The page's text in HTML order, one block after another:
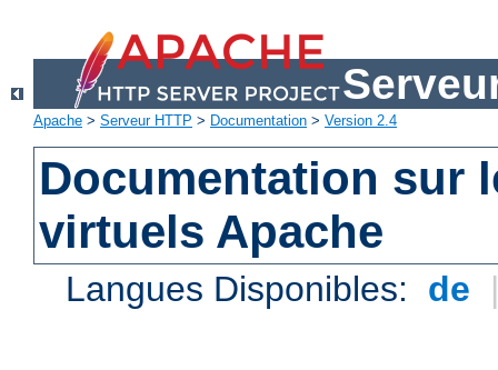
Apache > Serveur HTTP > Documentation > Version 2.4
Documentation sur
virtuels Apache
Langues Disponibles: de